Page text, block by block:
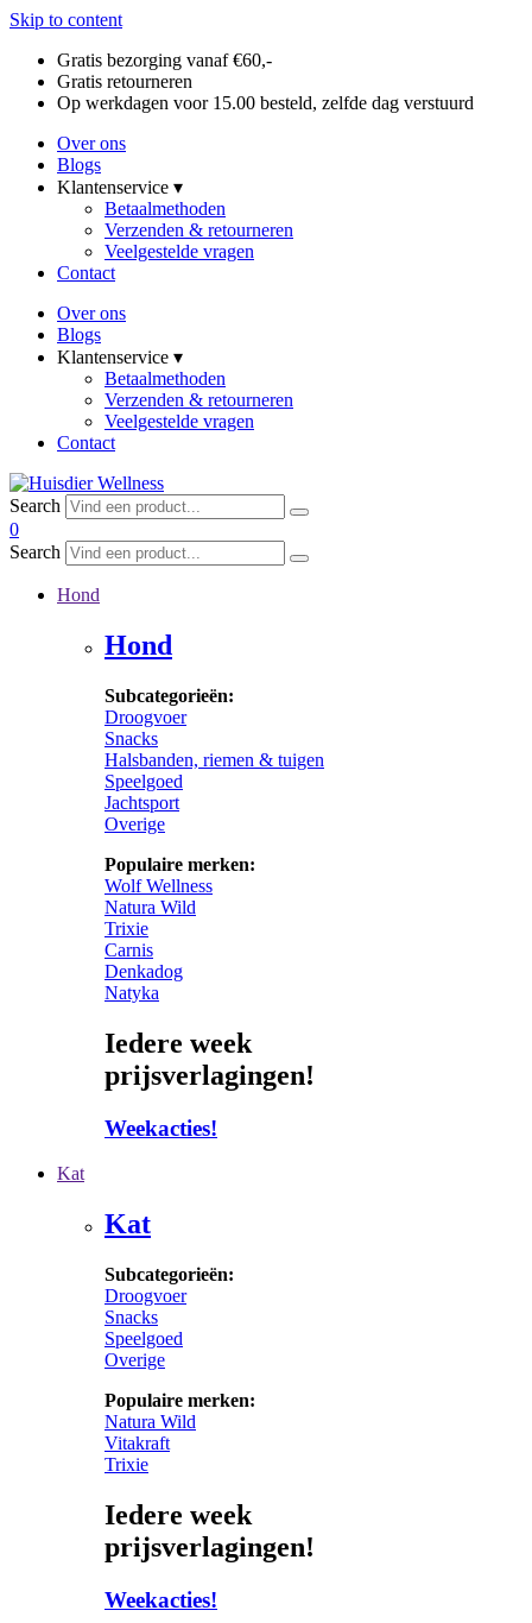
Skip to content
Gratis bezorging vanaf €60,-
Gratis retourneren
Op werkdagen voor 15.00 besteld, zelfde dag verstuurd
Over ons
Blogs
Klantenservice ▾
Betaalmethoden
Verzenden & retourneren
Veelgestelde vragen
Contact
Over ons
Blogs
Klantenservice ▾
Betaalmethoden
Verzenden & retourneren
Veelgestelde vragen
Contact
Search
0
Search
Hond
Hond
Subcategorieën:
Droogvoer
Snacks
Halsbanden, riemen & tuigen
Speelgoed
Jachtsport
Overige
Populaire merken:
Wolf Wellness
Natura Wild
Trixie
Carnis
Denkadog
Natyka
Iedere week
prijsverlagingen!
Weekacties!
Kat
Kat
Subcategorieën:
Droogvoer
Snacks
Speelgoed
Overige
Populaire merken:
Natura Wild
Vitakraft
Trixie
Iedere week
prijsverlagingen!
Weekacties!